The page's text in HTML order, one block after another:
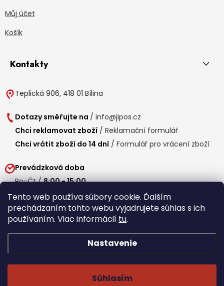
Tento web používa súbory cookie. Ďalším
prechádzaním tohto webu vyjadrujete súhlas s ich
používaním. Viac informácií tu.
Nastavenie
Súhlasím
Můj účet
Košík
Kontakty
Teplická 906, 418 01 Bílina
Dotazy směřujte na / info@jipos.cz
Chci reklamovat zboží / Reklamační formulář
Chci vrátit zboží do 14 dní / Formulář pro vrácení zboží
Prevádzková doba
Po-Čt /8:00 - 15:00
Pá / 7:30 - 14:30
Obedňajšia prestávka /11:00 - 11:30
Běží na Shoptet Premium/Webdesign mi-ma.cz
Copyright 2026
cookies